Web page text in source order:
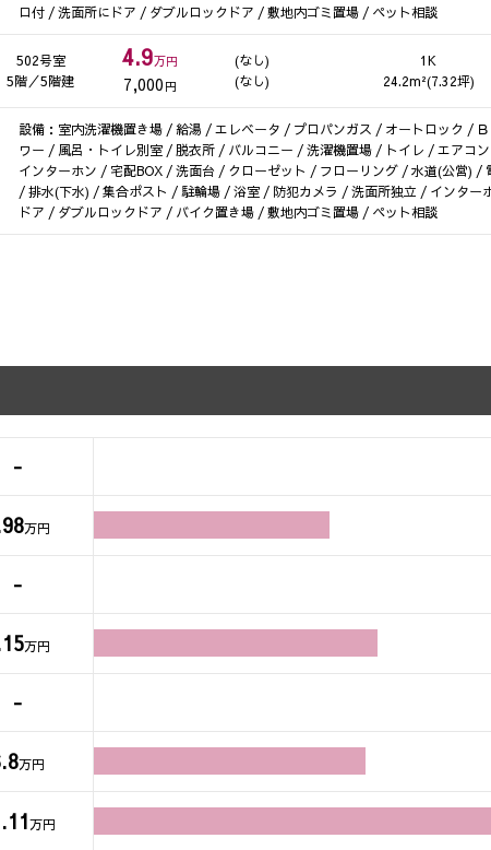
ロ付 / 洗面所にドア / ダブルロックドア / 敷地内ゴミ置場 / ペット相談
502号室
5階／5階建
4.9万円
7,000円
(なし)
(なし)
1K
24.2m²(7.32坪)
設備：室内洗濯機置き場 / 給湯 / エレベータ / プロパンガス / オートロック /
ワー / 風呂・トイレ別室 / 脱衣所 / バルコニー / 洗濯機置場 / トイレ / エアコ
インターホン / 宅配BOX / 洗面台 / クローゼット / フローリング / 水道(公営) /
/ 排水(下水) / 集合ポスト / 駐輪場 / 浴室 / 防犯カメラ / 洗面所独立 / インター
ドア / ダブルロックドア / バイク置き場 / 敷地内ゴミ置場 / ペット相談
-
万円
-
万円
-
万円
万円